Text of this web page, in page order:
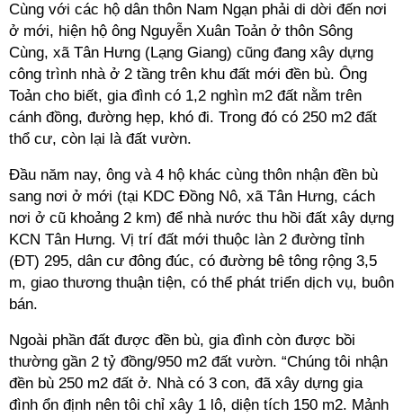
Cùng với các hộ dân thôn Nam Ngạn phải di dời đến nơi
ở mới, hiện hộ ông Nguyễn Xuân Toản ở thôn Sông
Cùng, xã Tân Hưng (Lạng Giang) cũng đang xây dựng
công trình nhà ở 2 tầng trên khu đất mới đền bù. Ông
Toản cho biết, gia đình có 1,2 nghìn m2 đất nằm trên
cánh đồng, đường hẹp, khó đi. Trong đó có 250 m2 đất
thổ cư, còn lại là đất vườn.
Đầu năm nay, ông và 4 hộ khác cùng thôn nhận đền bù
sang nơi ở mới (tại KDC Đồng Nô, xã Tân Hưng, cách
nơi ở cũ khoảng 2 km) để nhà nước thu hồi đất xây dựng
KCN Tân Hưng. Vị trí đất mới thuộc làn 2 đường tỉnh
(ĐT) 295, dân cư đông đúc, có đường bê tông rộng 3,5
m, giao thương thuận tiện, có thể phát triển dịch vụ, buôn
bán.
Ngoài phần đất được đền bù, gia đình còn được bồi
thường gần 2 tỷ đồng/950 m2 đất vườn. “Chúng tôi nhận
đền bù 250 m2 đất ở. Nhà có 3 con, đã xây dựng gia
đình ổn định nên tôi chỉ xây 1 lô, diện tích 150 m2. Mảnh